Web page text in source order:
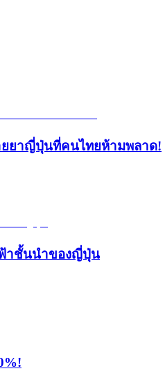
ยยาญี่ปุ่นที่คนไทยห้ามพลาด!
ฟ้าชั้นนำของญี่ปุ่น